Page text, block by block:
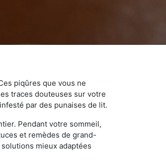
piqûres que vous ne
traces douteuses sur votre
par des punaises de lit.
Pendant votre sommeil,
et remèdes de grand-
mieux adaptées